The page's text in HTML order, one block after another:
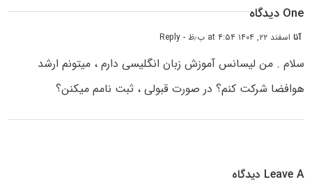
One دیدگاه
آنااسفند ۲۲, ۱۴۰۴ at ۴:۵۴ ب٫ظ - Reply
سلام . من لیسانس آموزش زبان انگلیسی دارم ، میتونم ارشد
هوافضا شرکت کنم؟ در صورت قبولی ، ثبت نامم میکنن؟
Leave A دیدگاه